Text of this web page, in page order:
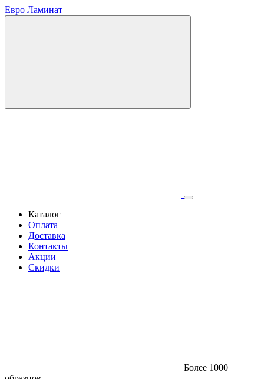
Евро Ламинат
Каталог
Оплата
Доставка
Контакты
Акции
Скидки
Более 1000